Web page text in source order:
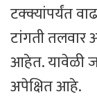
टक्क्यांपर्यंत
टांगती तलवार
आहेत. यावेळी
अपेक्षित आहे.